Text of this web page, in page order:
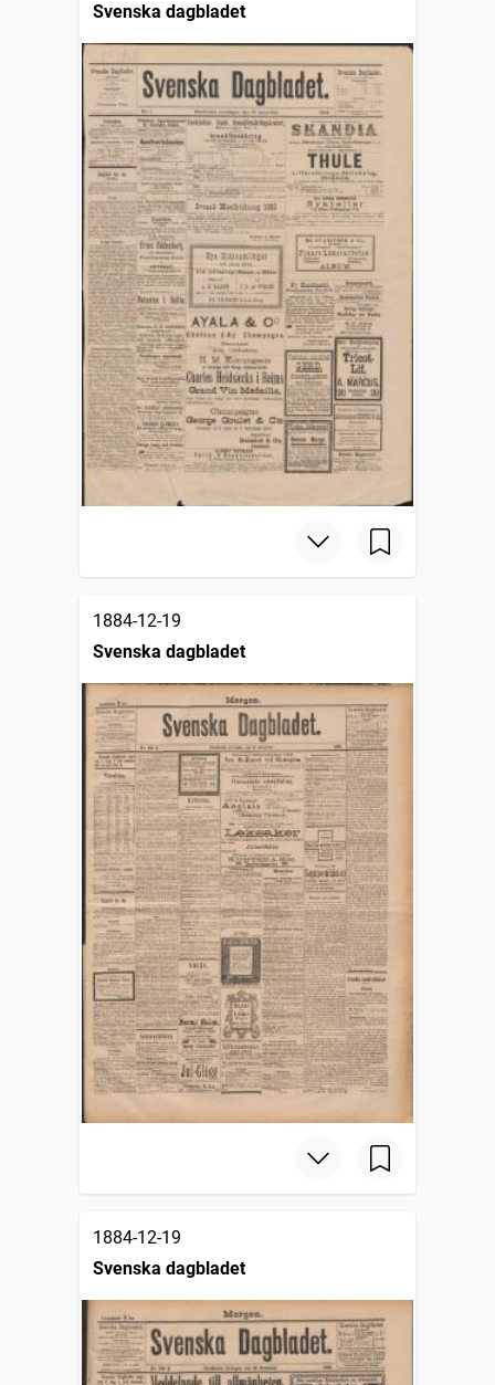
Svenska dagbladet
1884-12-19
Svenska dagbladet
1884-12-19
Svenska dagbladet